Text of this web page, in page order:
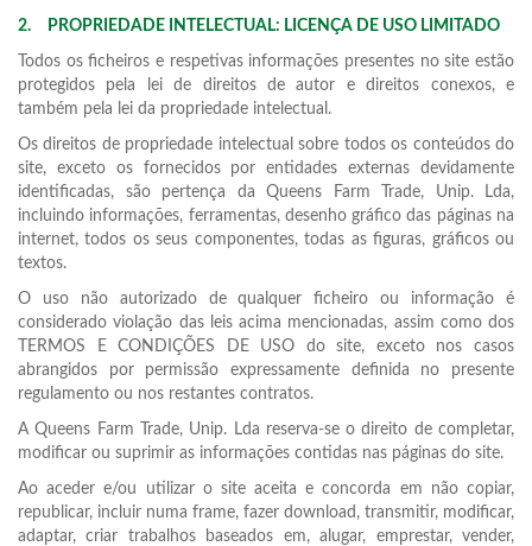
2. PROPRIEDADE INTELECTUAL: LICENÇA DE USO LIMITADO
Todos os ficheiros e respetivas informações presentes no site estão
protegidos pela lei de direitos de autor e direitos conexos, e
também pela lei da propriedade intelectual.
Os direitos de propriedade intelectual sobre todos os conteúdos do
site, exceto os fornecidos por entidades externas devidamente
identificadas, são pertença da Queens Farm Trade, Unip. Lda,
incluindo informações, ferramentas, desenho gráfico das páginas na
internet, todos os seus componentes, todas as figuras, gráficos ou
textos.
O uso não autorizado de qualquer ficheiro ou informação é
considerado violação das leis acima mencionadas, assim como dos
TERMOS E CONDIÇÕES DE USO do site, exceto nos casos
abrangidos por permissão expressamente definida no presente
regulamento ou nos restantes contratos.
A Queens Farm Trade, Unip. Lda reserva-se o direito de completar,
modificar ou suprimir as informações contidas nas páginas do site.
Ao aceder e/ou utilizar o site aceita e concorda em não copiar,
republicar, incluir numa frame, fazer download, transmitir, modificar,
adaptar, criar trabalhos baseados em, alugar, emprestar, vender,